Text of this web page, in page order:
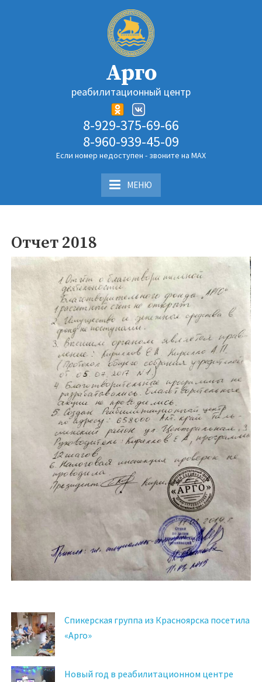
Арго
реабилитационный центр
8-929-375-69-66
8-960-939-45-09
Если номер недоступен - звоните на MAX
МЕНЮ
Отчет 2018
Спикерская группа из Красноярска посетила
«Арго»
Новый год в реабилитационном центре